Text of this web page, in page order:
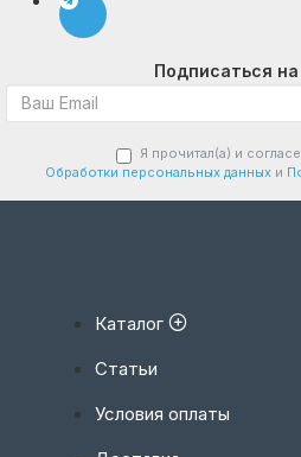
Подписаться
Я прочитал(а) и
Обработки персональных данныхи
Каталог
Статьи
Условия оплаты